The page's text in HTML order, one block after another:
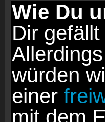
Wie Du
Dir
würden
einer
mit dem